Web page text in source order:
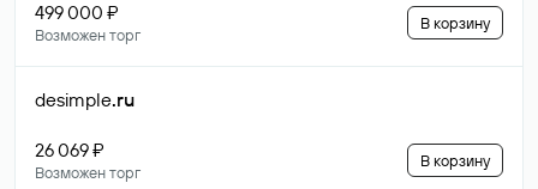
499 000 ₽
Возможен торг
В корзину
desimple.ru
26 069 ₽
Возможен торг
В корзину